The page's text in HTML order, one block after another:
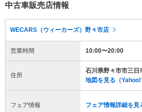
中古車販売店情報
WECARS（ウィーカーズ）野々市店
営業時間 10:00〜20:00
住所
石川県野々市市三日
地図を見る（Yahoo!
フェア情報 フェア情報詳細を見